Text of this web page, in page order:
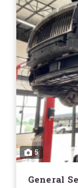
5
General